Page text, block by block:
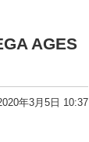
AGES
年3月5日 10:37